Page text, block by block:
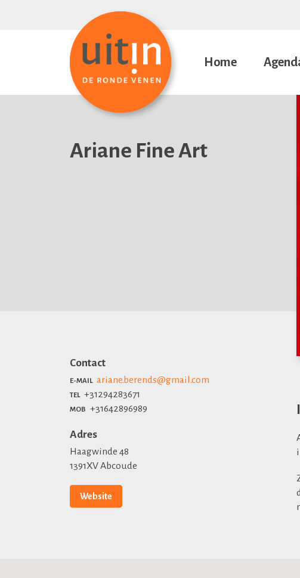
Home
Ariane Fine Art
Contact
E-MAIL ariane.berends@gmail.com
TEL +31294283671
MOB +31642896989
Adres
Haagwinde 48
1391XV Abcoude
Website